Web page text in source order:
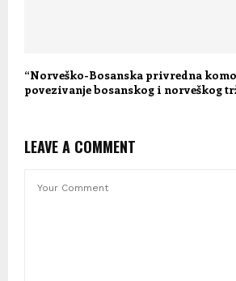
“Norveško-Bosanska privredna
povezivanje bosanskog i norveškog
LEAVE A COMMENT